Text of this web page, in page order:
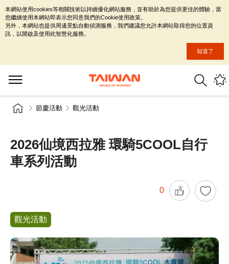
節慶活動 觀光活動
2026仙境西拉雅 環騎5COOL自行
車系列活動
0
觀光活動
本網站使用cookies等相關技術以持續優化網站服務，並有助於為您提供更佳的體驗，當
您繼續使用本網站即表示您同意我們的Cookie使用政策。
另外，本網站也提供周邊景點自動偵測服務，我們建議您允許本網站取得您的位置資
訊，以開啟及使用此智慧化服務。
知道了